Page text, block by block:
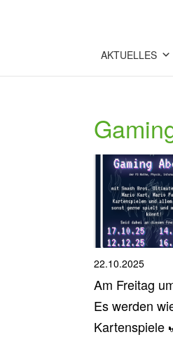
AKTUELLES
22.10.2025
Am Freitag
Es werden
Kartenspiele